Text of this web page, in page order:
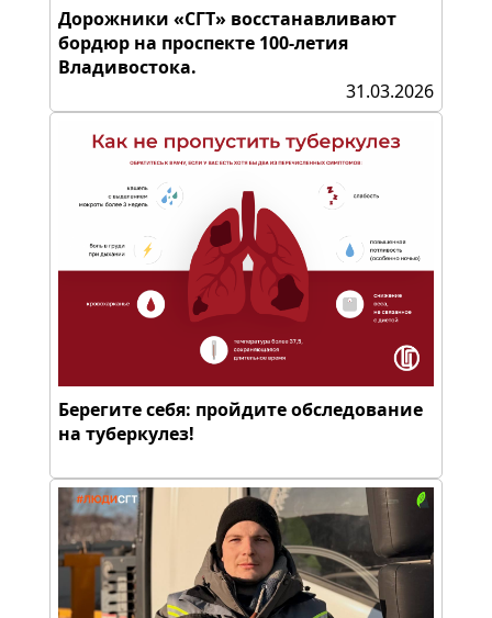
Дорожники «СГТ» восстанавливают
бордюр на проспекте 100-летия
Владивостока.
31.03.2026
Берегите себя: пройдите обследование
на туберкулез!